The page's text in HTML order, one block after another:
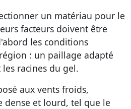
un matériau pour le
facteurs doivent être
les conditions
: un paillage adapté
racines du gel.
aux vents froids,
dense et lourd, tel que le